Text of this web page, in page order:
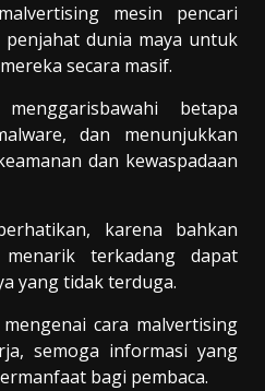
mesin pencari
dunia maya untuk
secara masif.
betapa
dan menunjukkan
dan kewaspadaan
karena bahkan
terkadang dapat
yang tidak terduga.
cara malvertising
semoga informasi yang
bagi pembaca.